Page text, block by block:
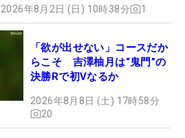
2026年8月2日 (日) 10時38分 1
「欲が出せない」コースだか
らこそ 吉澤柚月は“鬼門”の
決勝Rで初Vなるか
2026年8月8日 (土) 17時58分
20